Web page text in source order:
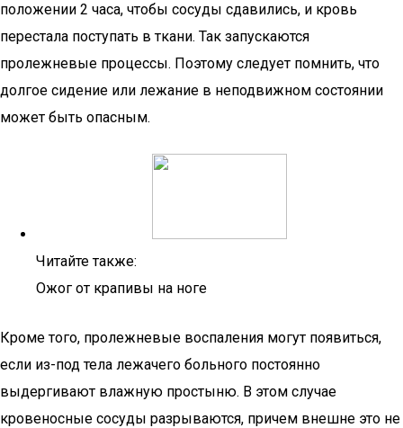
положении 2 часа, чтобы сосуды сдавились, и кровь
перестала поступать в ткани. Так запускаются
пролежневые процессы. Поэтому следует помнить, что
долгое сидение или лежание в неподвижном состоянии
может быть опасным.
Читайте также:
Ожог от крапивы на ноге
Кроме того, пролежневые воспаления могут появиться,
если из-под тела лежачего больного постоянно
выдергивают влажную простыню. В этом случае
кровеносные сосуды разрываются, причем внешне это не